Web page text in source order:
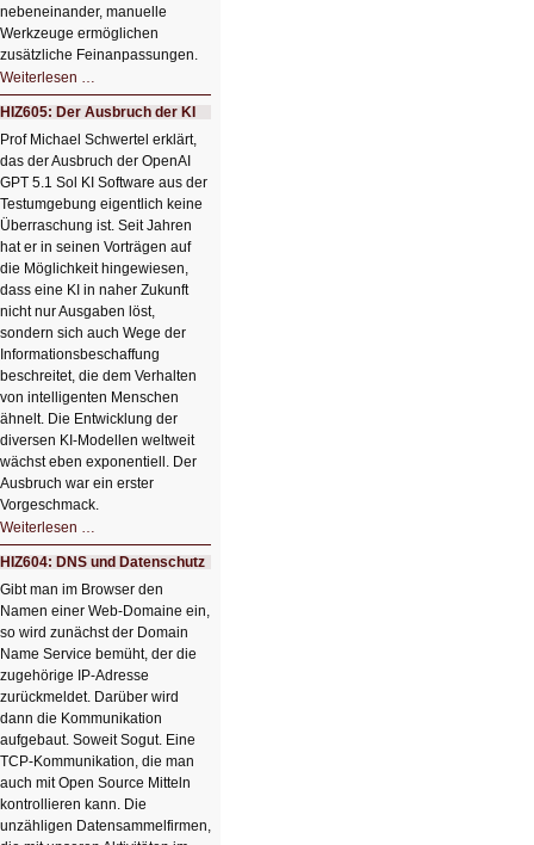
nebeneinander, manuelle
Werkzeuge ermöglichen
zusätzliche Feinanpassungen.
Weiterlesen …
Bildverschönerung
mit
einem
Klick
HIZ606:
Bildverschönerung
mit
einem
Klick
HIZ605: Der Ausbruch der KI
Prof Michael Schwertel erklärt,
das der Ausbruch der OpenAI
GPT 5.1 Sol KI Software aus der
Testumgebung eigentlich keine
Überraschung ist. Seit Jahren
hat er in seinen Vorträgen auf
die Möglichkeit hingewiesen,
dass eine KI in naher Zukunft
nicht nur Ausgaben löst,
sondern sich auch Wege der
Informationsbeschaffung
beschreitet, die dem Verhalten
von intelligenten Menschen
ähnelt. Die Entwicklung der
diversen KI-Modellen weltweit
wächst eben exponentiell. Der
Ausbruch war ein erster
Vorgeschmack.
Weiterlesen …
Der
Ausbruch
der
KI
HIZ604: DNS und Datenschutz
Gibt man im Browser den
Namen einer Web-Domaine ein,
so wird zunächst der Domain
Name Service bemüht, der die
zugehörige IP-Adresse
zurückmeldet. Darüber wird
dann die Kommunikation
aufgebaut. Soweit Sogut. Eine
TCP-Kommunikation, die man
auch mit Open Source Mitteln
kontrollieren kann. Die
unzähligen Datensammelfirmen,